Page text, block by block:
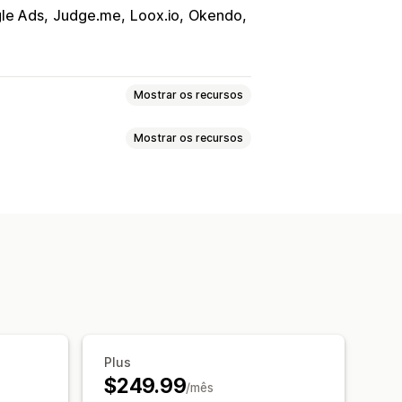
Ads Judge.me Loox.io Okendo
Mostrar os recursos
Mostrar os recursos
programada
Feeds com alvo específico
Plus
$249.99/mês